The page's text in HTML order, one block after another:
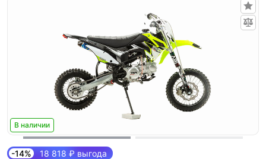
В наличии
-14% 18 818 ₽ выгода